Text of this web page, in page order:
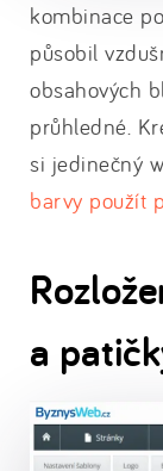
kombinace
působil
obsahových
průhledné.
si jedinečný
barvy použít
a